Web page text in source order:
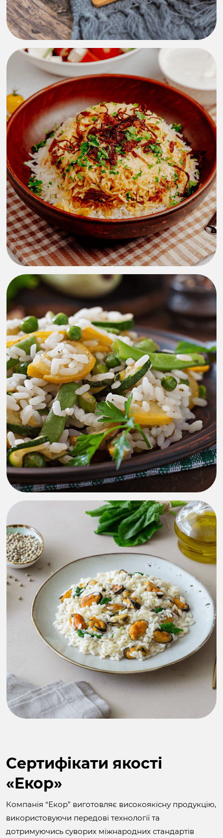
Cертифікати якості
«Екор»
Компанія “Екор” виготовляє високоякісну продукцію,
використовуючи передові технології та
дотримуючись суворих міжнародних стандартів